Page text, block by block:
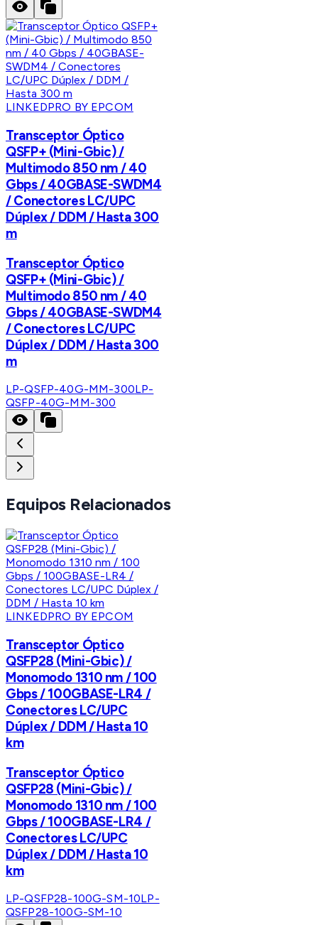
LINKEDPRO BY EPCOM
Transceptor Óptico
QSFP+ (Mini-Gbic) /
Multimodo 850 nm / 40
Gbps / 40GBASE-SWDM4
/ Conectores LC/UPC
Dúplex / DDM / Hasta 300
m
Transceptor Óptico
QSFP+ (Mini-Gbic) /
Multimodo 850 nm / 40
Gbps / 40GBASE-SWDM4
/ Conectores LC/UPC
Dúplex / DDM / Hasta 300
m
LP-QSFP-40G-MM-300LP-
QSFP-40G-MM-300
Equipos Relacionados
LINKEDPRO BY EPCOM
Transceptor Óptico
QSFP28 (Mini-Gbic) /
Monomodo 1310 nm / 100
Gbps / 100GBASE-LR4 /
Conectores LC/UPC
Dúplex / DDM / Hasta 10
km
Transceptor Óptico
QSFP28 (Mini-Gbic) /
Monomodo 1310 nm / 100
Gbps / 100GBASE-LR4 /
Conectores LC/UPC
Dúplex / DDM / Hasta 10
km
LP-QSFP28-100G-SM-10LP-
QSFP28-100G-SM-10